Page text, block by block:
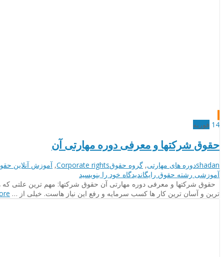
14 فوریه
حقوق شرکتها و معرفی دوره مهارتی آن
نویسنده
shadanدسته‌بندی‌ها
دوره های مهارتی, گروه حقوقبرچسب
ها
Corporate rights
, آموزش آنلاین
آموزشی رشته حقوق رایگاندیدگاه خود را on
حقوق
شرکتها
بنویسید
حقوق شرکتها و معرفی دوره مهارتی آن حقوق شرکتها: مهم ترین علتی
ترین و آسان ترین کار ها کسب سرمایه و رفع این نیاز هاست. خیلی از …